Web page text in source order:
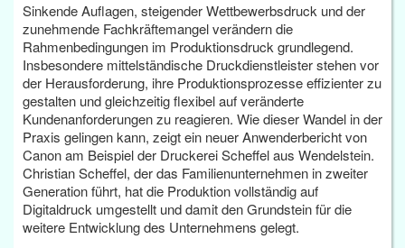
Sinkende Auflagen, steigender Wettbewerbsdruck und der
zunehmende Fachkräftemangel verändern die
Rahmenbedingungen im Produktionsdruck grundlegend.
Insbesondere mittelständische Druckdienstleister stehen vor
der Herausforderung, ihre Produktionsprozesse effizienter zu
gestalten und gleichzeitig flexibel auf veränderte
Kundenanforderungen zu reagieren. Wie dieser Wandel in der
Praxis gelingen kann, zeigt ein neuer Anwenderbericht von
Canon am Beispiel der Druckerei Scheffel aus Wendelstein.
Christian Scheffel, der das Familienunternehmen in zweiter
Generation führt, hat die Produktion vollständig auf
Digitaldruck umgestellt und damit den Grundstein für die
weitere Entwicklung des Unternehmens gelegt.